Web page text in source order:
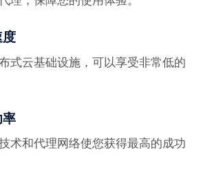
式云基础设施，可以享受非常低的
术和代理网络使您获得最高的成功